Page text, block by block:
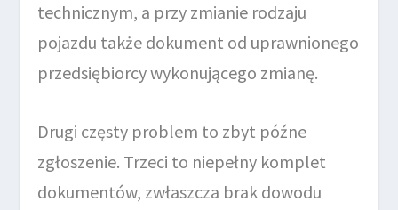
technicznym, a przy zmianie rodzaju
pojazdu także dokument od uprawnionego
przedsiębiorcy wykonującego zmianę.
Drugi częsty problem to zbyt późne
zgłoszenie. Trzeci to niepełny komplet
dokumentów, zwłaszcza brak dowodu